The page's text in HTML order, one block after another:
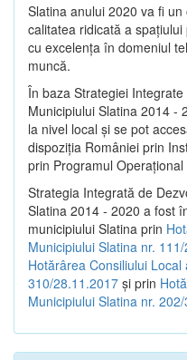
Slatina anului 2020 va fi
calitatea ridicată a
cu excelenţa în domeniul
muncă.
În baza Strategiei
Municipiului Slatina 2014 -
la nivel local şi se pot
dispoziţia României prin
prin Programul Operațional
Strategia Integrată de
Slatina 2014 - 2020 a fost
municipiului Slatina prin
Municipiului Slatina nr.
Hotărârea Consiliului
310/28.11.2017 și prin
Municipiului Slatina nr.